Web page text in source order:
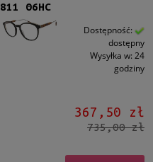
811 06HC
Dostępność:
dostępny
Wysyłka w: 24
godziny
367,50 zł
735,00 zł